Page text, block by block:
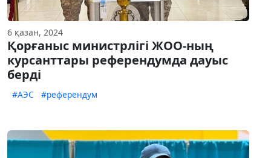
6 қазан, 2024
Қорғаныс министрлігі ЖОО-ның
курсанттары референдумда дауыс
берді
#АЭС #референдум